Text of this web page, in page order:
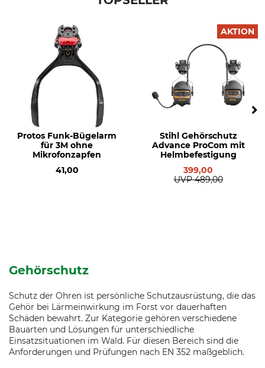
Protos Funk-Bügelarm
für 3M ohne
Mikrofonzapfen
41,00
AKTION
Stihl Gehörschutz
Advance ProCom mit
Helmbefestigung
399,00
UVP 489,00
Gehörschutz
Schutz der Ohren ist persönliche Schutzausrüstung, die das
Gehör bei Lärmeinwirkung im Forst vor dauerhaften
Schäden bewahrt. Zur Kategorie gehören verschiedene
Bauarten und Lösungen für unterschiedliche
Einsatzsituationen im Wald. Für diesen Bereich sind die
Anforderungen und Prüfungen nach EN 352 maßgeblich.